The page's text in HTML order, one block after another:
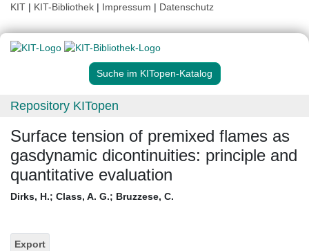
KIT | KIT-Bibliothek | Impressum | Datenschutz
Suche im KITopen-Katalog
Repository KITopen
Surface tension of premixed flames as
gasdynamic dicontinuities: principle and
quantitative evaluation
Dirks, H.; Class, A. G.; Bruzzese, C.
Export